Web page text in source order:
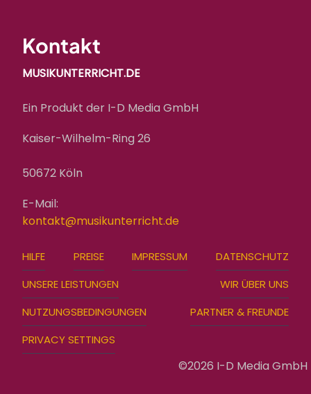
Kontakt
MUSIKUNTERRICHT.DE
Ein Produkt der I-D Media GmbH
Kaiser-Wilhelm-Ring 26
50672 Köln
E-Mail:
kontakt@musikunterricht.de
FOOTER
MENU
HILFE PREISE IMPRESSUM
DATENSCHUTZ
UNSERE LEISTUNGEN
WIR ÜBER UNS
NUTZUNGSBEDINGUNGEN
PARTNER & FREUNDE
PRIVACY SETTINGS
©2026 I-D Media GmbH